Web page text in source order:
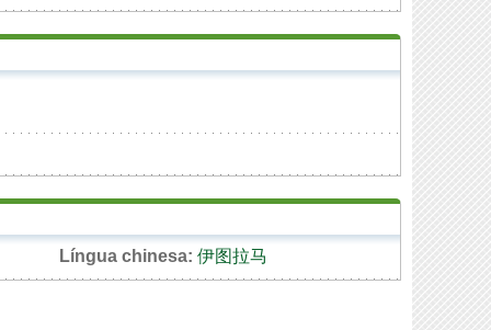
Língua chinesa: 伊图拉马